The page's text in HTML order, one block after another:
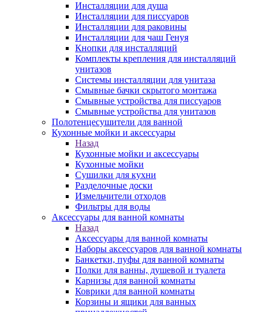
Инсталляции для душа
Инсталляции для писсуаров
Инсталляции для раковины
Инсталляции для чаш Генуя
Кнопки для инсталляций
Комплекты крепления для инсталляций
унитазов
Системы инсталляции для унитаза
Смывные бачки скрытого монтажа
Смывные устройства для писсуаров
Смывные устройства для унитазов
Полотенцесушители для ванной
Кухонные мойки и аксессуары
Назад
Кухонные мойки и аксессуары
Кухонные мойки
Сушилки для кухни
Разделочные доски
Измельчители отходов
Фильтры для воды
Аксессуары для ванной комнаты
Назад
Аксессуары для ванной комнаты
Наборы аксессуаров для ванной комнаты
Банкетки, пуфы для ванной комнаты
Полки для ванны, душевой и туалета
Карнизы для ванной комнаты
Коврики для ванной комнаты
Корзины и ящики для ванных